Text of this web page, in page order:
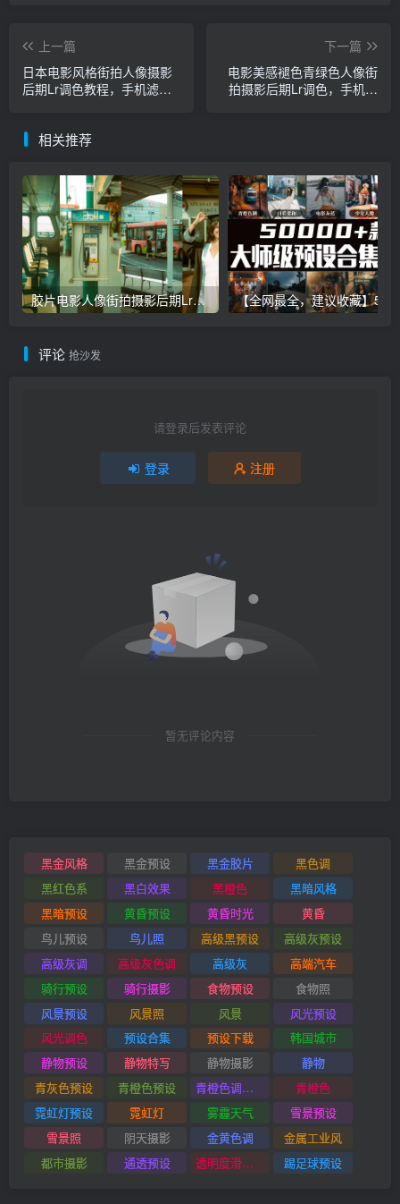
上一篇
日本电影风格街拍人像摄影
后期Lr调色教程，手机滤镜
下一篇
电影美感褪色青绿色人像街
拍摄影后期Lr调色，手机滤
相关推荐
胶片电影人像街拍摄影后期Lr调色教程，手机滤镜PS+Lightroom预设下载！
评论 抢沙发
请登录后发表评论
登录 注册
暂无评论内容
黑金风格 黑金预设 黑金胶片
黑色调
黑红色系
黑白效果 黑橙色
黑暗风格
黑暗预设
黄昏预设 黄昏时光
黄昏
鸟儿预设
鸟儿照 高级黑预设
高级灰预设
高级灰调
高级灰色调 高级灰
高端汽车
骑行预设
骑行摄影 食物预设
食物照
风景预设
风景照 风景
风光预设
风光调色
预设合集 预设下载
韩国城市
静物预设
静物特写 静物摄影
静物
青灰色预设
青橙色预设 青橙色调预设
青橙色
霓虹灯预设
霓虹灯 雾霾天气
雪景预设
雪景照
阴天摄影 金黄色调
金属工业风
都市摄影
通透预设 透明度滑块插件 踢足球预设